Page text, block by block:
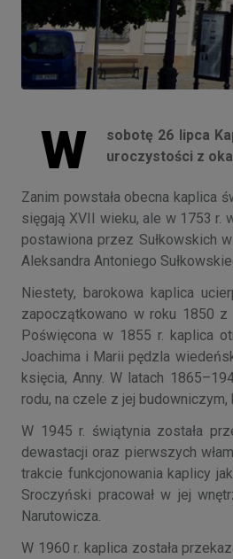
W
sobotę 26 lipca
uroczystości z
Zanim powstała obecna kaplica
sięgają XVII wieku, ale w 1753 r.
postawiona przez Sułkowskich
Aleksandra Antoniego
Niestety, barokowa kaplica
zapoczątkowano w roku 1850 z
Poświęcona w 1855 r. kaplica
Joachima i Marii pędzla
księcia, Anny. W latach
rodu, na czele z jej
W 1945 r. świątynia została
dewastacji oraz pierwszych
trakcie funkcjonowania kaplicy
Sroczyński pracował w jej
Narutowicza.
W 1960 r. kaplica została